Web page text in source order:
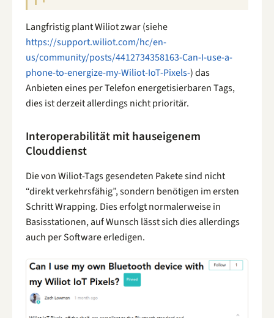
Langfristig plant Wiliot zwar (siehe
https://support.wiliot.com/hc/en-
us/community/posts/4412734358163-Can-I-use-a-
phone-to-energize-my-Wiliot-IoT-Pixels-) das
Anbieten eines per Telefon energetisierbaren Tags,
dies ist derzeit allerdings nicht prioritär.
Interoperabilität mit hauseigenem
Clouddienst
Die von Wiliot-Tags gesendeten Pakete sind nicht
“direkt verkehrsfähig”, sondern benötigen im ersten
Schritt Wrapping. Dies erfolgt normalerweise in
Basisstationen, auf Wunsch lässt sich dies allerdings
auch per Software erledigen.